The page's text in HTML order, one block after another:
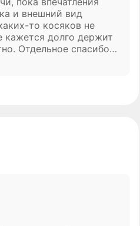
и внешний вид
то косяков не
кажется долго держит
Отдельное спасибо
с выбором